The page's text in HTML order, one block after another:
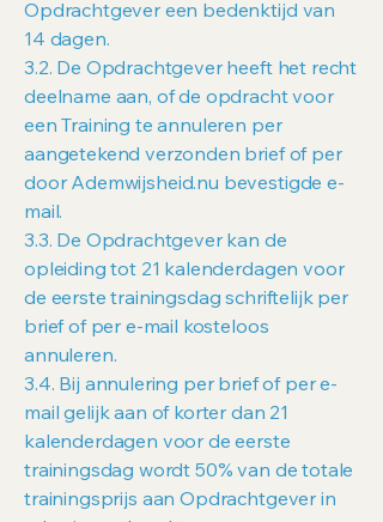
Opdrachtgever een bedenktijd van
14 dagen.
3.2. De Opdrachtgever heeft het recht
deelname aan, of de opdracht voor
een Training te annuleren per
aangetekend verzonden brief of per
door Ademwijsheid.nu bevestigde e-
mail.
3.3. De Opdrachtgever kan de
opleiding tot 21 kalenderdagen voor
de eerste trainingsdag schriftelijk per
brief of per e-mail kosteloos
annuleren.
3.4. Bij annulering per brief of per e-
mail gelijk aan of korter dan 21
kalenderdagen voor de eerste
trainingsdag wordt 50% van de totale
trainingsprijs aan Opdrachtgever in